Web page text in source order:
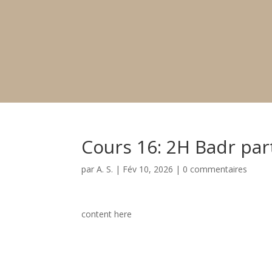
Cours 16: 2H Badr
parA. S. | Fév 10, 2026 | 0 commentaires
content here